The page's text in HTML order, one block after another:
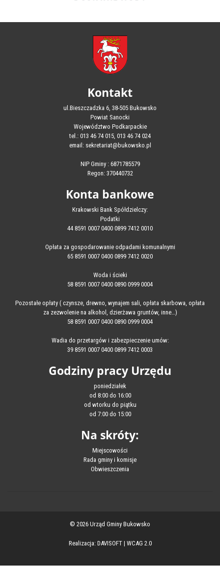
Kontakt
ul.Bieszczadzka 6, 38-505 Bukowsko
Powiat Sanocki
Województwo Podkarpackie
tel.: 013 46 74 015, 013 46 74 024
email: sekretariat@bukowsko.pl
NIP Gminy : 6871785579
Regon: 370440732
Konta bankowe
Krakowski Bank Spółdzielczy:
Podatki
44 8591 0007 0400 0899 7412 0010
Opłata za gospodarowanie odpadami komunalnymi
65 8591 0007 0400 0899 7412 0020
Woda i ścieki
58 8591 0007 0400 0890 0999 0004
Pozostałe opłaty ( czynsze, drewno, wynajem sali, opłata skarbowa, opłata
za zezwolenie na alkohol, dzierżawa gruntów, inne…)
58 8591 0007 0400 0890 0999 0004
Wadia do przetargów i zabezpieczenie umów:
39 8591 0007 0400 0899 7412 0003
Godziny pracy Urzędu
poniedziałek
od 8:00 do 16:00
od wtorku do piątku
od 7:00 do 15:00
Na skróty:
Miejscowości
Rada gminy i komisje
Obwieszczenia
© 2026 Urząd Gminy Bukowsko
Realizacja: DAVISOFT| WCAG 2.0